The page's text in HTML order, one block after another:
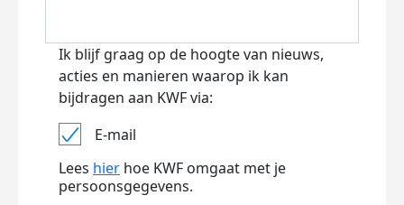
Ik blijf graag op de hoogte van nieuws,
acties en manieren waarop ik kan
bijdragen aan KWF via:
E-mail
Lees hier hoe KWF omgaat met je
persoonsgegevens.